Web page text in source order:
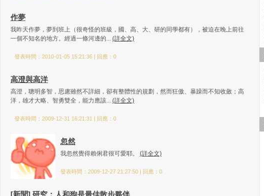
作夢
我昨天作夢，夢到班上（很奇怪的班級，國、高、大、研的同學都有），被迫在晚上前往
一個不知名的地方。經過一條河邊的... (詳全文)
發表時間：2010-01-05 15:21:36 | 回應：0
高澄與高洋
高澄，聰明多智，思慮雖然不詳細，卻有整體性的規劃，然而狂傲、暴躁而不知收斂；高
洋，雄才大略、智勇雙全，能力應該... (詳全文)
發表時間：2009-12-31 16:21:31 | 回應：0
忽然
我忽然覺得賴俐君很可愛耶。 (詳全文)
發表時間：2009-12-27 21:27:50 | 回應：0
[新聞] 研究：人和狗是最佳散步夥伴